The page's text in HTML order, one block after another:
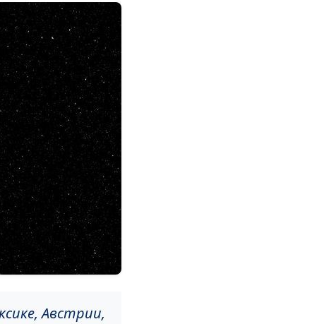
Австрии,